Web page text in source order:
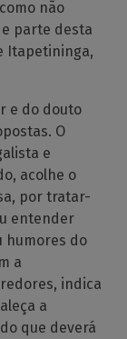
não
parte desta
Itapetininga,
e do douto
O
e
acolhe o
por tratar-
entender
humores do
a
indica
a
que deverá